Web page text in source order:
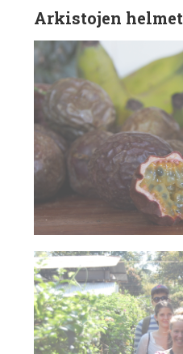
Arkistojen helmet